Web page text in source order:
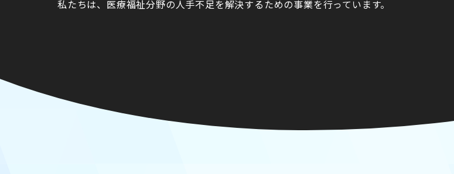
私たちは、医療福祉分野の人手不足を解決するための事業を行っています。